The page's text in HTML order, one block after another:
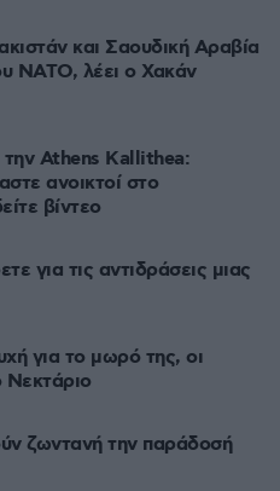
και Σαουδική Αραβία
ΝΑΤΟ, λέει ο Χακάν
την Athens Kallithea:
ανοικτοί στο
βίντεο
για τις αντιδράσεις μιας
για το μωρό της, οι
ζωντανή την παράδοσή